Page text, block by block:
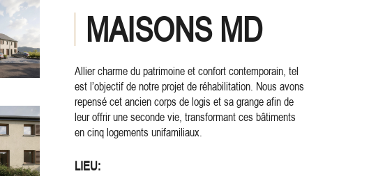
MAISONS MD
Allier charme du patrimoine et confort contemporain, tel
est l’objectif de notre projet de réhabilitation. Nous avons
repensé cet ancien corps de logis et sa grange afin de
leur offrir une seconde vie, transformant ces bâtiments
en cinq logements unifamiliaux.
LIEU: